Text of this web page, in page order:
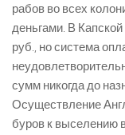
рабов во всех
деньгами. В
руб., но система
сумм никогда до
Осуществление
буров к выселению